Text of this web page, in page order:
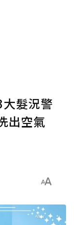
髮況警
出空氣